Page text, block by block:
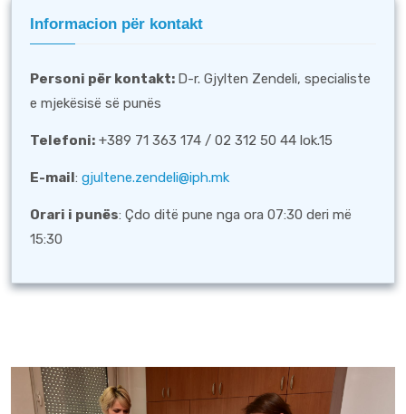
Informacion për kontakt
Personi për kontakt: D-r. Gjylten Zendeli, specialiste
e mjekësisë së punës
Telefoni: +389 71 363 174 / 02 312 50 44 lok.15
E-mail: gjultene.zendeli@iph.mk
Orari i punës: Çdo ditë pune nga ora 07:30 deri më
15:30